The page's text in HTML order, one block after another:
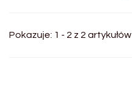
Pokazuje: 1 - 2 z 2 artykułów